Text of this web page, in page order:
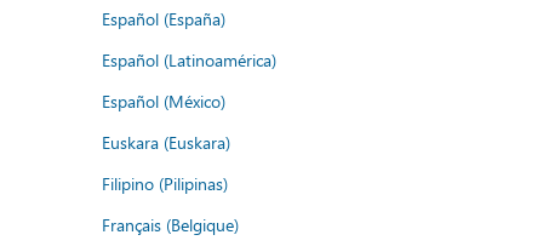
Español (España)
Español (Latinoamérica)
Español (México)
Euskara (Euskara)
Filipino (Pilipinas)
Français (Belgique)